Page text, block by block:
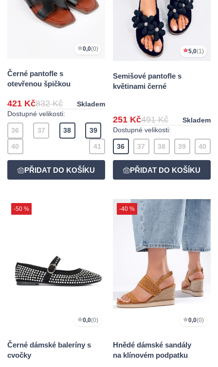
0,0(0)
Černé pantofle s
otevřenou špičkou
421 Kč832 Kč
Skladem
Dostupné velikosti:
36 37 38 39
40 41
5,0(1)
Semišové pantofle s
květinami černé
251 Kč491 Kč
Skladem
Dostupné velikosti:
36 37 38 39 40
-50 %
0,0(0)
Černé dámské baleríny s
cvočky
-40 %
0,0(0)
Hnědé dámské sandály
na klínovém podpatku